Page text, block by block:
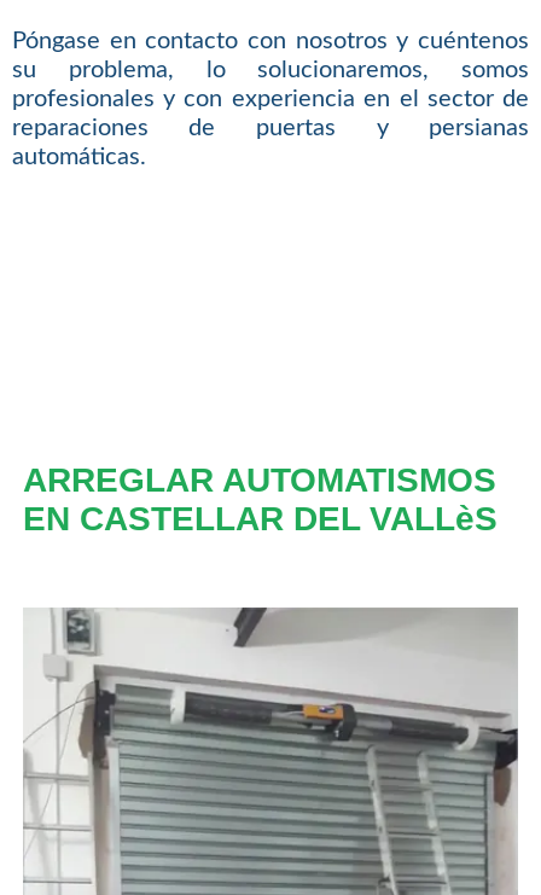
Póngase en contacto con nosotros y cuéntenos
su problema, lo solucionaremos, somos
profesionales y con experiencia en el sector de
reparaciones de puertas y persianas
automáticas.
ARREGLAR AUTOMATISMOS
EN CASTELLAR DEL VALLèS